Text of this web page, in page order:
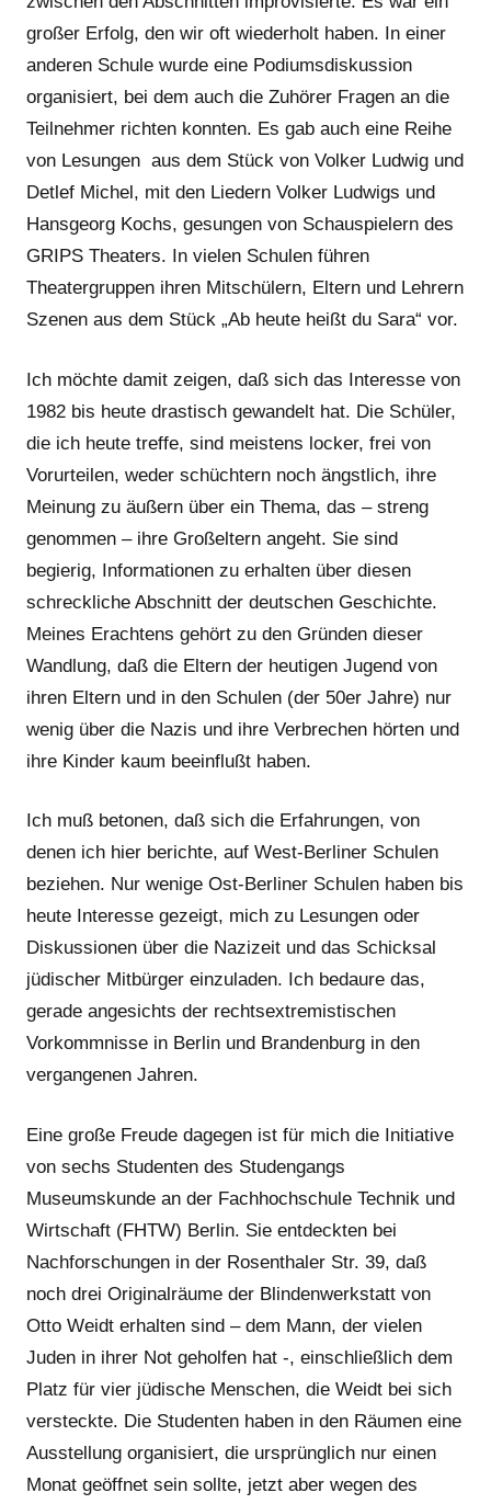
großer Erfolg, den wir oft wiederholt haben. In einer
anderen Schule wurde eine Podiumsdiskussion
organisiert, bei dem auch die Zuhörer Fragen an die
Teilnehmer richten konnten. Es gab auch eine Reihe
von Lesungen aus dem Stück von Volker Ludwig und
Detlef Michel, mit den Liedern Volker Ludwigs und
Hansgeorg Kochs, gesungen von Schauspielern des
GRIPS Theaters. In vielen Schulen führen
Theatergruppen ihren Mitschülern, Eltern und Lehrern
Szenen aus dem Stück „Ab heute heißt du Sara“ vor.
Ich möchte damit zeigen, daß sich das Interesse von
1982 bis heute drastisch gewandelt hat. Die Schüler,
die ich heute treffe, sind meistens locker, frei von
Vorurteilen, weder schüchtern noch ängstlich, ihre
Meinung zu äußern über ein Thema, das – streng
genommen – ihre Großeltern angeht. Sie sind
begierig, Informationen zu erhalten über diesen
schreckliche Abschnitt der deutschen Geschichte.
Meines Erachtens gehört zu den Gründen dieser
Wandlung, daß die Eltern der heutigen Jugend von
ihren Eltern und in den Schulen (der 50er Jahre) nur
wenig über die Nazis und ihre Verbrechen hörten und
ihre Kinder kaum beeinflußt haben.
Ich muß betonen, daß sich die Erfahrungen, von
denen ich hier berichte, auf West-Berliner Schulen
beziehen. Nur wenige Ost-Berliner Schulen haben bis
heute Interesse gezeigt, mich zu Lesungen oder
Diskussionen über die Nazizeit und das Schicksal
jüdischer Mitbürger einzuladen. Ich bedaure das,
gerade angesichts der rechtsextremistischen
Vorkommnisse in Berlin und Brandenburg in den
vergangenen Jahren.
Eine große Freude dagegen ist für mich die Initiative
von sechs Studenten des Studengangs
Museumskunde an der Fachhochschule Technik und
Wirtschaft (FHTW) Berlin. Sie entdeckten bei
Nachforschungen in der Rosenthaler Str. 39, daß
noch drei Originalräume der Blindenwerkstatt von
Otto Weidt erhalten sind – dem Mann, der vielen
Juden in ihrer Not geholfen hat -, einschließlich dem
Platz für vier jüdische Menschen, die Weidt bei sich
versteckte. Die Studenten haben in den Räumen eine
Ausstellung organisiert, die ursprünglich nur einen
Monat geöffnet sein sollte, jetzt aber wegen des